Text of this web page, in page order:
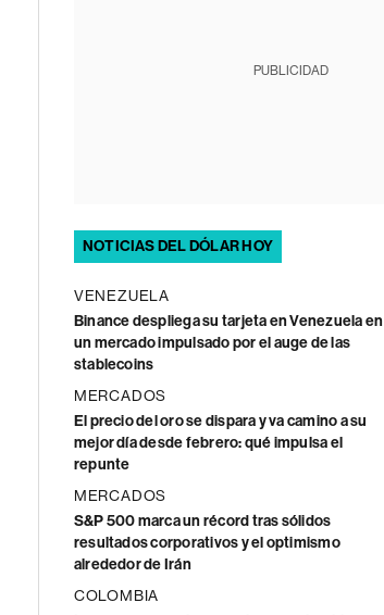
PUBLICIDAD
NOTICIAS DEL DÓLAR HOY
VENEZUELA
Binance despliega su tarjeta en Venezuela en
un mercado impulsado por el auge de las
stablecoins
MERCADOS
El precio del oro se dispara y va camino a su
mejor día desde febrero: qué impulsa el
repunte
MERCADOS
S&P 500 marca un récord tras sólidos
resultados corporativos y el optimismo
alrededor de Irán
COLOMBIA